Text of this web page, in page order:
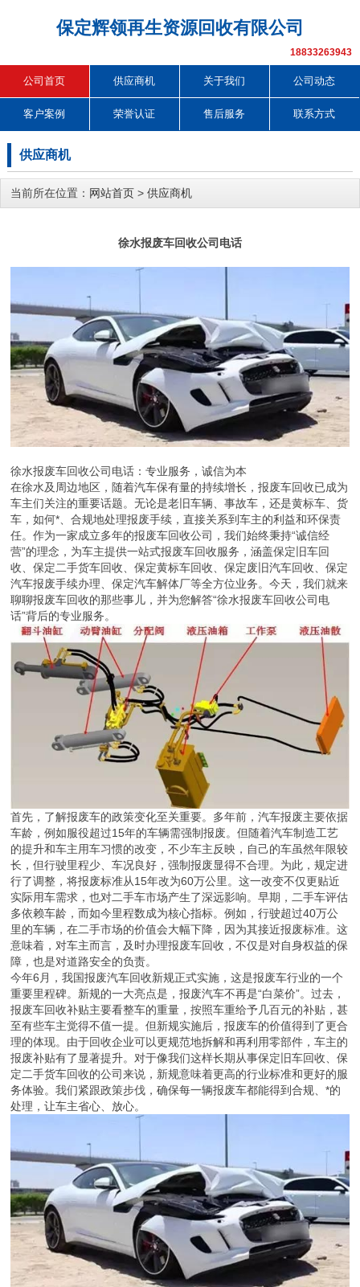
保定辉领再生资源回收有限公司
18833263943
公司首页 供应商机 关于我们 公司动态
客户案例 荣誉认证 售后服务 联系方式
供应商机
当前所在位置： 网站首页 > 供应商机
徐水报废车回收公司电话
徐水报废车回收公司电话：专业服务，诚信为本
在徐水及周边地区，随着汽车保有量的持续增长，报废车回收已成为
车主们关注的重要话题。无论是老旧车辆、事故车，还是黄标车、货
车，如何*、合规地处理报废手续，直接关系到车主的利益和环保责
任。作为一家成立多年的报废车回收公司，我们始终秉持“诚信经
营”的理念，为车主提供一站式报废车回收服务，涵盖保定旧车回
收、保定二手货车回收、保定黄标车回收、保定废旧汽车回收、保定
汽车报废手续办理、保定汽车解体厂等全方位业务。今天，我们就来
聊聊报废车回收的那些事儿，并为您解答“徐水报废车回收公司电
话”背后的专业服务。
首先，了解报废车的政策变化至关重要。多年前，汽车报废主要依据
车龄，例如服役超过15年的车辆需强制报废。但随着汽车制造工艺
的提升和车主用车习惯的改变，不少车主反映，自己的车虽然年限较
长，但行驶里程少、车况良好，强制报废显得不合理。为此，规定进
行了调整，将报废标准从15年改为60万公里。这一改变不仅更贴近
实际用车需求，也对二手车市场产生了深远影响。早期，二手车评估
多依赖车龄，而如今里程数成为核心指标。例如，行驶超过40万公
里的车辆，在二手市场的价值会大幅下降，因为其接近报废标准。这
意味着，对车主而言，及时办理报废车回收，不仅是对自身权益的保
障，也是对道路安全的负责。
今年6月，我国报废汽车回收新规正式实施，这是报废车行业的一个
重要里程碑。新规的一大亮点是，报废汽车不再是“白菜价”。过去，
报废车回收补贴主要看整车的重量，按照车重给予几百元的补贴，甚
至有些车主觉得不值一提。但新规实施后，报废车的价值得到了更合
理的体现。由于回收企业可以更规范地拆解和再利用零部件，车主的
报废补贴有了显著提升。对于像我们这样长期从事保定旧车回收、保
定二手货车回收的公司来说，新规意味着更高的行业标准和更好的服
务体验。我们紧跟政策步伐，确保每一辆报废车都能得到合规、*的
处理，让车主省心、放心。